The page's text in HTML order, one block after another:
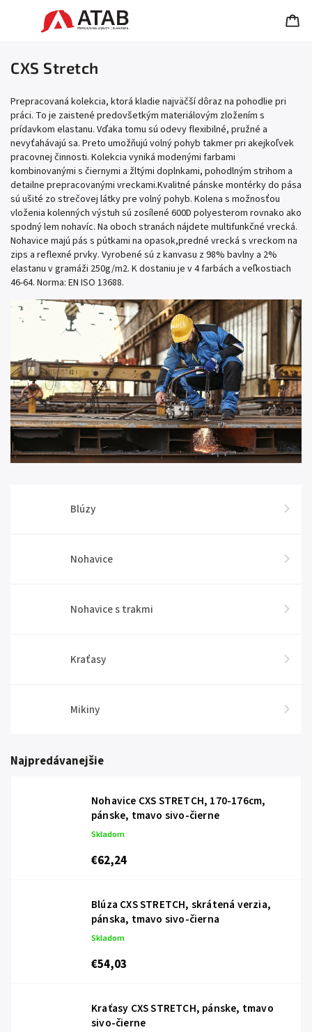
CXS Stretch
Prepracovaná kolekcia, ktorá kladie najväčší dôraz na pohodlie pri
práci. To je zaistené predovšetkým materiálovým zložením s
prídavkom elastanu. Vďaka tomu sú odevy flexibilné, pružné a
nevyťahávajú sa. Preto umožňujú volný pohyb takmer pri akejkoľvek
pracovnej činnosti. Kolekcia vyniká modenými farbami
kombinovanými s čiernymi a žltými doplnkami, pohodlným strihom a
detailne prepracovanými vreckami.Kvalitné pánske montérky do pása
sú ušité zo strečovej látky pre volný pohyb. Kolena s možnosťou
vloženia kolenných výstuh sú zosílené 600D polyesterom rovnako ako
spodný lem nohavíc. Na oboch stranách nájdete multifunkčné vrecká.
Nohavice majú pás s pútkami na opasok,predné vrecká s vreckom na
zips a reflexné prvky. Vyrobené sú z kanvasu z 98% bavlny a 2%
elastanu v gramáži 250g/m2. K dostaniu je v 4 farbách a veľkostiach
46-64. Norma: EN ISO 13688.
Blúzy
Nohavice
Nohavice s trakmi
Kraťasy
Mikiny
Najpredávanejšie
Nohavice CXS STRETCH, 170-176cm,
pánske, tmavo sivo-čierne
Skladom
€62,24
Blúza CXS STRETCH, skrátená verzia,
pánska, tmavo sivo-čierna
Skladom
€54,03
Kraťasy CXS STRETCH, pánske, tmavo
sivo-čierne